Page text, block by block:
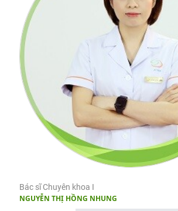
Bác sĩ Chuyên khoa I
NGUYỄN THỊ HỒNG NHUNG